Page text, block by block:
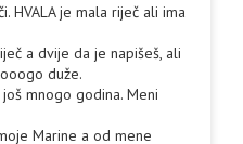
HVALA je mala riječ ali ima
a dvije da je napišeš, ali
duže.
mnogo godina. Meni
Marine a od mene